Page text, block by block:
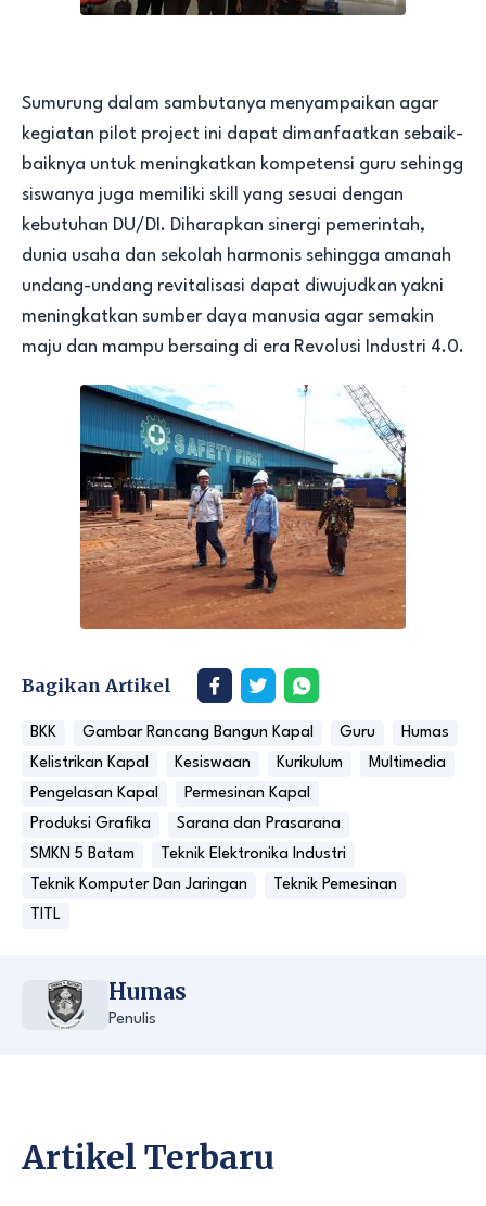
Sumurung dalam sambutanya menyampaikan agar
kegiatan pilot project ini dapat dimanfaatkan sebaik-
baiknya untuk meningkatkan kompetensi guru sehingg
siswanya juga memiliki skill yang sesuai dengan
kebutuhan DU/DI. Diharapkan sinergi pemerintah,
dunia usaha dan sekolah harmonis sehingga amanah
undang-undang revitalisasi dapat diwujudkan yakni
meningkatkan sumber daya manusia agar semakin
maju dan mampu bersaing di era Revolusi Industri 4.0.
Bagikan Artikel
BKK Gambar Rancang Bangun Kapal Guru
Humas
Kelistrikan Kapal
Kesiswaan Kurikulum
Multimedia
Pengelasan Kapal
Permesinan Kapal
Produksi Grafika
Sarana dan Prasarana
SMKN 5 Batam
Teknik Elektronika Industri
Teknik Komputer Dan Jaringan
Teknik Pemesinan
TITL
Humas
Penulis
Artikel Terbaru